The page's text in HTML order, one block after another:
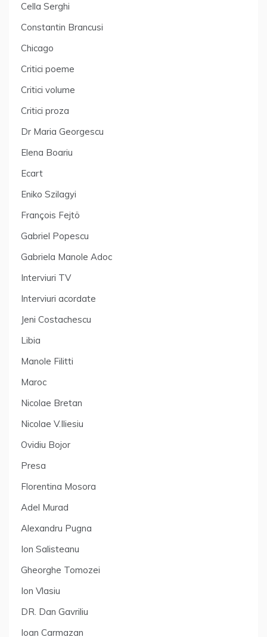
Cella Serghi
Constantin Brancusi
Chicago
Critici poeme
Critici volume
Critici proza
Dr Maria Georgescu
Elena Boariu
Ecart
Eniko Szilagyi
François Fejtö
Gabriel Popescu
Gabriela Manole Adoc
Interviuri TV
Interviuri acordate
Jeni Costachescu
Libia
Manole Filitti
Maroc
Nicolae Bretan
Nicolae V.Iliesiu
Ovidiu Bojor
Presa
Florentina Mosora
Adel Murad
Alexandru Pugna
Ion Salisteanu
Gheorghe Tomozei
Ion Vlasiu
DR. Dan Gavriliu
Ioan Carmazan